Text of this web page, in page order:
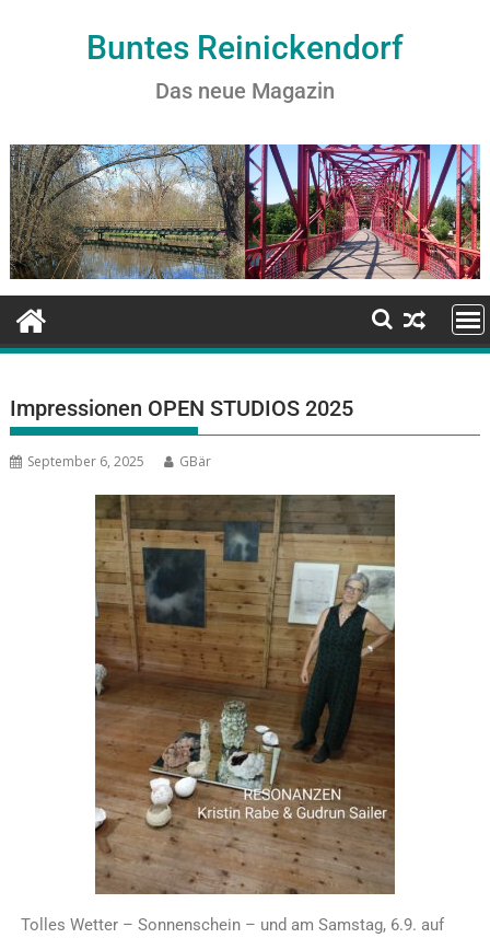
Buntes Reinickendorf
Das neue Magazin
Impressionen OPEN STUDIOS 2025
September 6, 2025 GBär
Tolles Wetter – Sonnenschein – und am Samstag, 6.9. auf